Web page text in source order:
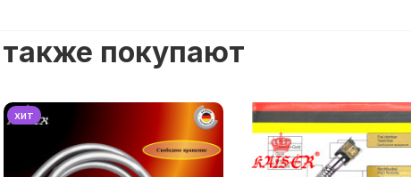
покупают
хит